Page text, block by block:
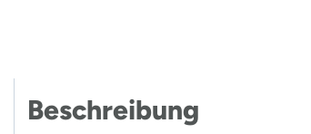
Beschreibung